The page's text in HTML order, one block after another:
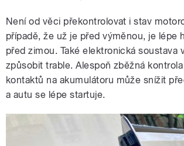
Není od věci překontrolovat i stav
případě, že už je před výměnou, je lépe
před zimou. Také elektronická soustava
způsobit trable. Alespoň zběžná
kontaktů na akumulátoru může snížit
a autu se lépe startuje.